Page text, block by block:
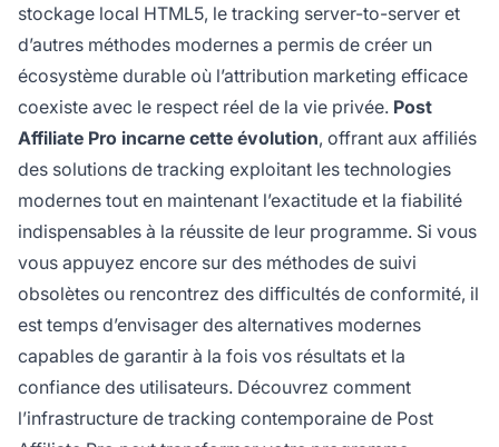
stockage local HTML5, le tracking server-to-server et
d’autres méthodes modernes a permis de créer un
écosystème durable où l’attribution marketing efficace
coexiste avec le respect réel de la vie privée. Post
Affiliate Pro incarne cette évolution, offrant aux affiliés
des solutions de tracking exploitant les technologies
modernes tout en maintenant l’exactitude et la fiabilité
indispensables à la réussite de leur programme. Si vous
vous appuyez encore sur des méthodes de suivi
obsolètes ou rencontrez des difficultés de conformité, il
est temps d’envisager des alternatives modernes
capables de garantir à la fois vos résultats et la
confiance des utilisateurs. Découvrez comment
l’infrastructure de tracking contemporaine de Post